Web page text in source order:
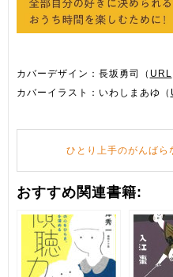
カバーデザイン：長坂勇司（ URL
カバーイラスト：いわしまあゆ（
ひとり上手のがんば
おすすめ関連書籍: